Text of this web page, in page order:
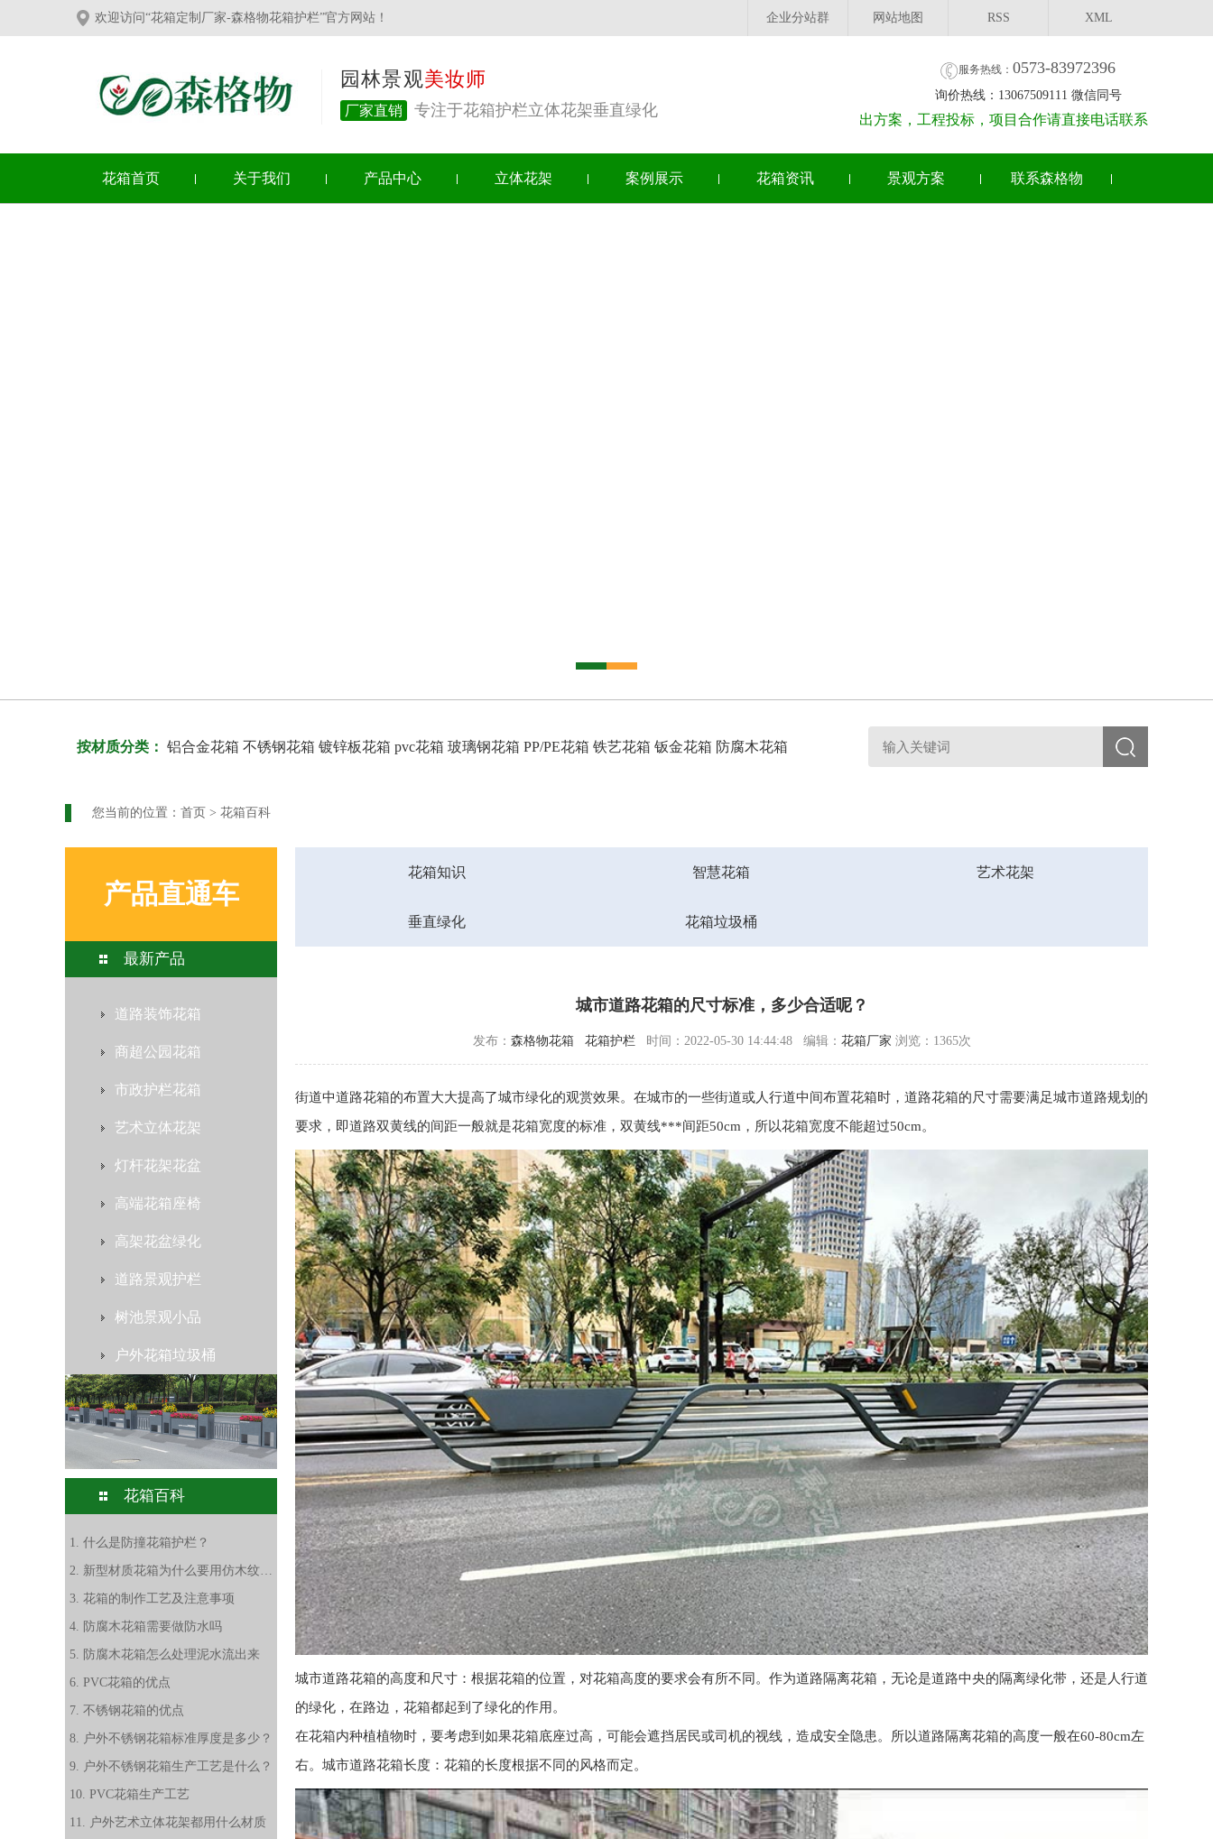
欢迎访问“花箱定制厂家-森格物花箱护栏”官方网站！ 企业分站群 网站地图 RSS XML
园林景观美妆师
厂家直销 专注于花箱护栏立体花架垂直绿化
服务热线： 0573-83972396
询价热线：13067509111 微信同号
出方案，工程投标，项目合作请直接电话联系
花箱首页 关于我们 产品中心 立体花架 案例展示 花箱资讯 景观方案 联系森格物
按材质分类： 铝合金花箱 不锈钢花箱 镀锌板花箱 pvc花箱 玻璃钢花箱 PP/PE花箱 铁艺花箱 钣金花箱 防腐木花箱
您当前的位置： 首页 > 花箱百科
产品直通车
最新产品
道路装饰花箱
商超公园花箱
市政护栏花箱
艺术立体花架
灯杆花架花盆
高端花箱座椅
高架花盆绿化
道路景观护栏
树池景观小品
户外花箱垃圾桶
花箱百科
1. 什么是防撞花箱护栏？
2. 新型材质花箱为什么要用仿木纹花箱
3. 花箱的制作工艺及注意事项
4. 防腐木花箱需要做防水吗
5. 防腐木花箱怎么处理泥水流出来
6. PVC花箱的优点
7. 不锈钢花箱的优点
8. 户外不锈钢花箱标准厚度是多少？
9. 户外不锈钢花箱生产工艺是什么？
10. PVC花箱生产工艺
11. 户外艺术立体花架都用什么材质
花箱知识 智慧花箱 艺术花架
垂直绿化 花箱垃圾桶
城市道路花箱的尺寸标准，多少合适呢？
发布： 森格物花箱 花箱护栏时间：2022-05-30 14:44:48 编辑： 花箱厂家 浏览：1365次
街道中道路花箱的布置大大提高了城市绿化的观赏效果。在城市的一些街道或人行道中间布置花箱时， 道路花箱的尺寸需要满足城市道路规划的
要求，即道路双黄线的间距一般就是花箱宽度的标准，双黄线***间距50cm，所以花箱宽度不能超过50cm。
城市道路花箱的高度和尺寸：根据花箱的位置，对花箱高度的要求会有所不同。作为道路隔离花箱 ，无论是道路中央的隔离绿化带，还是人行道
的绿化，在路边，花箱都起到了绿化的作用。
在花箱内种植植物时，要考虑到如果花箱底座过高，可能会遮挡居民或司机的视线，造成安全隐患。所以道路隔离花箱的高度一般在60-80cm左
右。城市道路花箱长度：花箱的长度根据不同的风格而定。